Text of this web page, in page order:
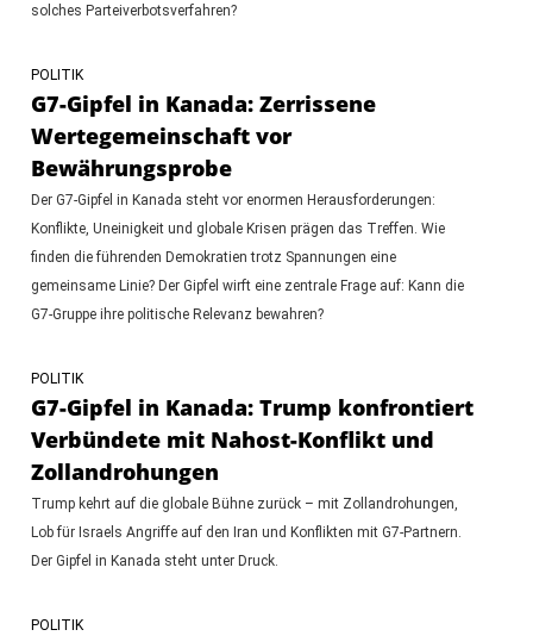
solches Parteiverbotsverfahren?
POLITIK
G7-Gipfel in Kanada: Zerrissene
Wertegemeinschaft vor
Bewährungsprobe
Der G7-Gipfel in Kanada steht vor enormen Herausforderungen:
Konflikte, Uneinigkeit und globale Krisen prägen das Treffen. Wie
finden die führenden Demokratien trotz Spannungen eine
gemeinsame Linie? Der Gipfel wirft eine zentrale Frage auf: Kann die
G7-Gruppe ihre politische Relevanz bewahren?
POLITIK
G7-Gipfel in Kanada: Trump konfrontiert
Verbündete mit Nahost-Konflikt und
Zollandrohungen
Trump kehrt auf die globale Bühne zurück – mit Zollandrohungen,
Lob für Israels Angriffe auf den Iran und Konflikten mit G7-Partnern.
Der Gipfel in Kanada steht unter Druck.
POLITIK